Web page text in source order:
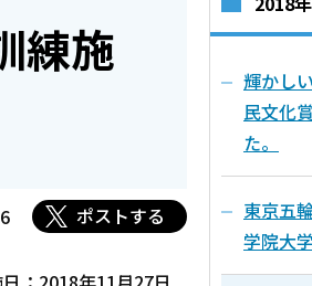
練施
ポストする
輝かし
民文化
た。
東京五
学院大